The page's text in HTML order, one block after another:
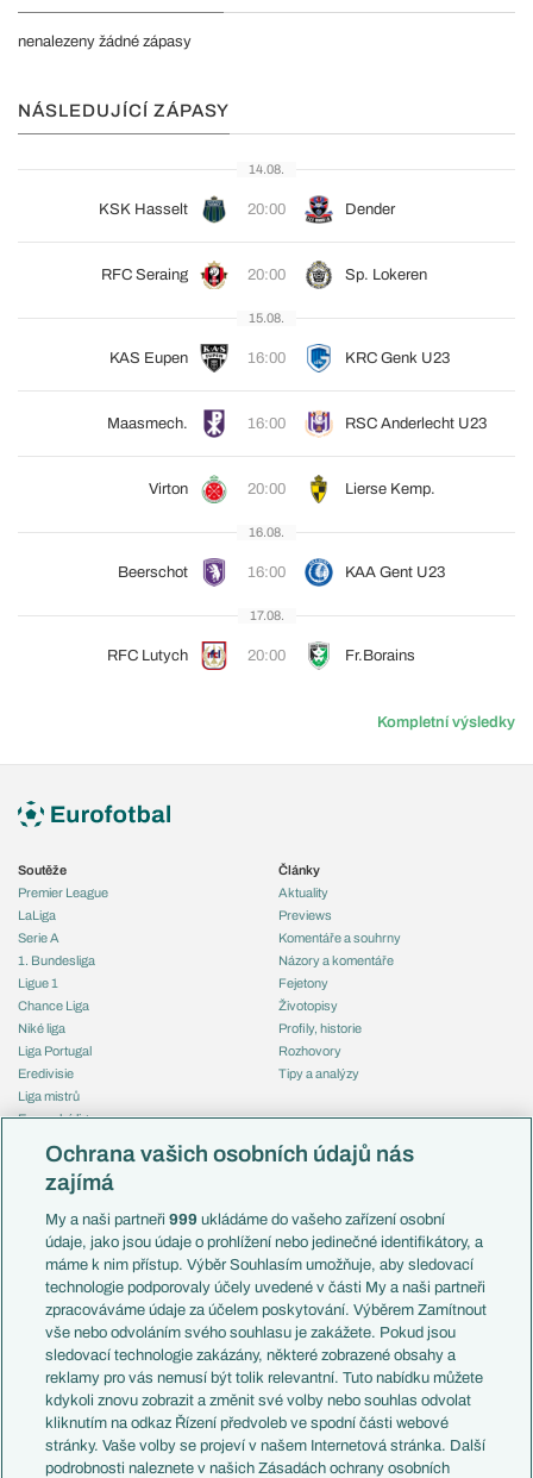
nenalezeny žádné zápasy
NÁSLEDUJÍCÍ ZÁPASY
14.08.
KSK Hasselt 20:00 Dender
RFC Seraing 20:00 Sp. Lokeren
15.08.
KAS Eupen 16:00 KRC Genk U23
Maasmech. 16:00 RSC Anderlecht U23
Virton 20:00 Lierse Kemp.
16.08.
Beerschot 16:00 KAA Gent U23
17.08.
RFC Lutych 20:00 Fr.Borains
Kompletní výsledky
Soutěže
Premier League
LaLiga
Serie A
1. Bundesliga
Ligue 1
Chance Liga
Niké liga
Liga Portugal
Eredivisie
Liga mistrů
Evropská liga
Mistrovství světa
Liga národů
Témata
Představení týmů MS
EuroSkauting
PL v kostce
Evropské koeficienty
Přestupy
Přestupové spekulace
Zranění
Kluby
Arsenal FC
Články
Aktuality
Previews
Komentáře a souhrny
Názory a komentáře
Fejetony
Životopisy
Profily, historie
Rozhovory
Tipy a analýzy
Česko
Francie
Itálie
Německo
Španělsko
Argentina
Brazílie
Přestupy
Zápasy
Livescore
Tipovací soutěž
Ochrana vašich osobních údajů nás
zajímá
My a naši partneři999 ukládáme do vašeho zařízení osobní
údaje, jako jsou údaje o prohlížení nebo jedinečné identifikátory, a
máme k nim přístup. Výběr Souhlasím umožňuje, aby sledovací
technologie podporovaly účely uvedené v části My a naši partneři
zpracováváme údaje za účelem poskytování. Výběrem Zamítnout
vše nebo odvoláním svého souhlasu je zakážete. Pokud jsou
sledovací technologie zakázány, některé zobrazené obsahy a
reklamy pro vás nemusí být tolik relevantní. Tuto nabídku můžete
kdykoli znovu zobrazit a změnit své volby nebo souhlas odvolat
kliknutím na odkaz Řízení předvoleb ve spodní části webové
stránky. Vaše volby se projeví v našem Internetová stránka. Další
podrobnosti naleznete v našich Zásadách ochrany osobních